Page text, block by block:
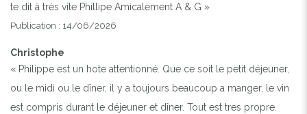
te dit à très vite Phillipe Amicalement A & G »
Publication : 14/06/2026
Christophe
« Philippe est un hote attentionné. Que ce soit le petit déjeuner,
ou le midi ou le dîner, il y a toujours beaucoup a manger, le vin
est compris durant le déjeuner et dîner. Tout est tres propre.